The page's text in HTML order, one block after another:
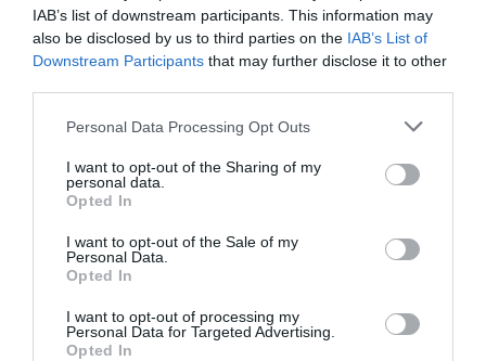
IAB’s list of downstream participants. This information may
also be disclosed by us to third parties on the IAB’s List of
Downstream Participants that may further disclose it to other
Personal Data Processing Opt Outs
I want to opt-out of the Sharing of my
personal data.
Opted In
I want to opt-out of the Sale of my
Personal Data.
Opted In
I want to opt-out of processing my
Personal Data for Targeted Advertising.
Opted In